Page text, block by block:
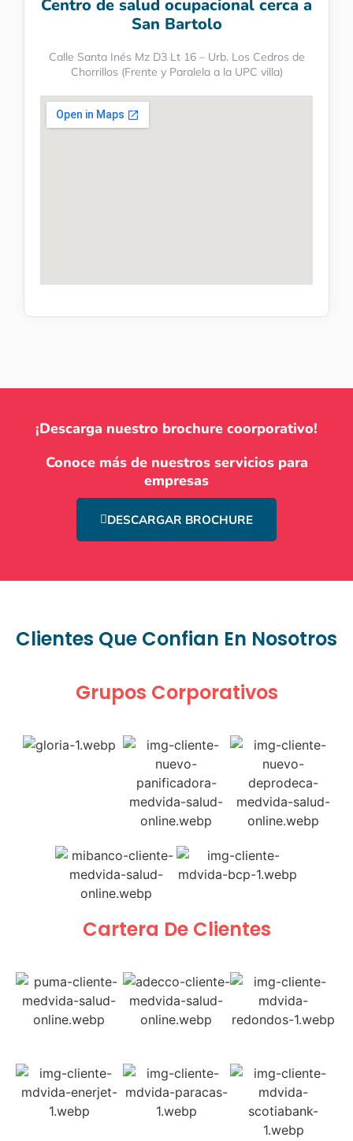
Centro de salud ocupacional cerca a
San Bartolo
Calle Santa Inés Mz D3 Lt 16 – Urb. Los Cedros de
Chorrillos (Frente y Paralela a la UPC villa)
¡Descarga nuestro brochure coorporativo!
Conoce más de nuestros servicios para
empresas
DESCARGAR BROCHURE
Clientes Que Confian En Nosotros
Grupos Corporativos
Cartera De Clientes